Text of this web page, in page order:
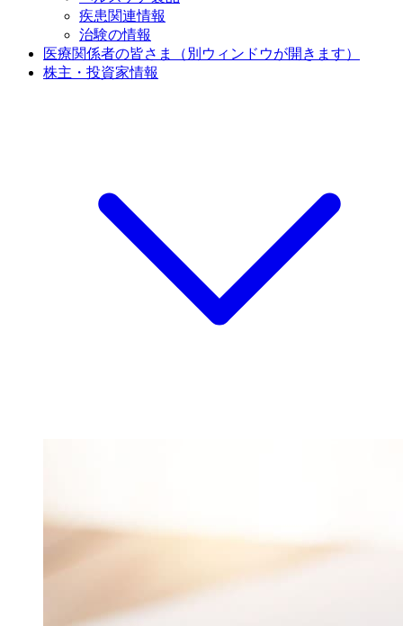
疾患関連情報
治験の情報
医療関係者の皆さま
（別ウィンドウが開きます）
株主・投資家情報